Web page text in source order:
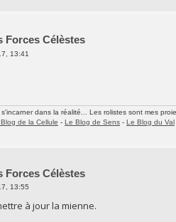
Forces Célèstes
13:41
dans la réalité... Les rolistes sont mes
de la Cellule - Le Blog de Sens - Le Blog du Val
Forces Célèstes
13:55
à jour la mienne.